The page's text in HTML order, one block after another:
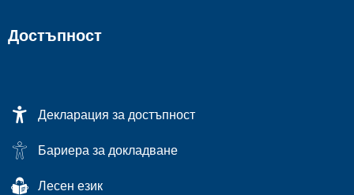
Достъпност
Декларация за достъпност
Бариера за докладване
Лесен език